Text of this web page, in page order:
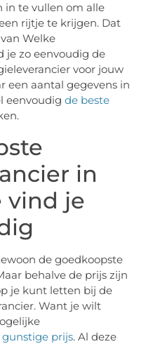
in te vullen om alle
rijtje te krijgen. Dat
Welke
je zo eenvoudig de
voor jouw
een aantal gegevens in
eenvoudigde beste
in
vind je
de goedkoopste
behalve de prijs zijn
je kunt letten bij de
Want je wilt
gunstige prijs. Al deze